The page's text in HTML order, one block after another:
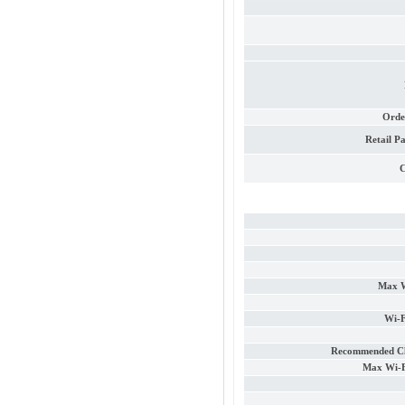
Retail
Max
Wi-
Recommended
Max Wi-